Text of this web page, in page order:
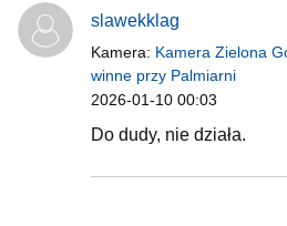
slawekklag
Kamera: Kamera Zielona
winne przy Palmiarni
2026-01-10 00:03
Do dudy, nie działa.